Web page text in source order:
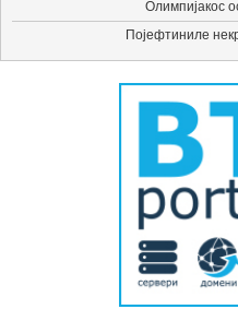
Олимпијакос
Појефтиниле